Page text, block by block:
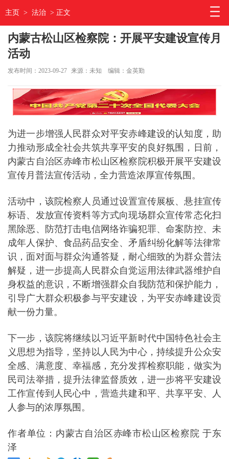
主页 > 法治 > 正文
内蒙古松山区检察院：开展平安建设宣传月
活动
发布时间：2023-09-27 来源：未知 编辑：金英勤
为进一步增强人民群众对平安赤峰建设的认知度，助
力推动形成全社会共筑共享平安的良好氛围，日前，
内蒙古自治区赤峰市松山区检察院积极开展平安建设
宣传月普法宣传活动，全力营造浓厚宣传氛围。
活动中，该院检察人员通过设置宣传展板、悬挂宣传
标语、发放宣传资料等方式向现场群众宣传常态化扫
黑除恶、防范打击电信网络诈骗犯罪、命案防控、未
成年人保护、食品药品安全、矛盾纠纷化解等法律常
识，面对面与群众沟通答疑，耐心细致的为群众普法
解疑，进一步提高人民群众自觉运用法律武器维护自
身权益的意识，不断增强群众自我防范和保护能力，
引导广大群众积极参与平安建设，为平安赤峰建设贡
献一份力量。
下一步，该院将继续以习近平新时代中国特色社会主
义思想为指导，坚持以人民为中心，持续提升公众安
全感、满意度、幸福感，充分发挥检察职能，做实为
民司法举措，提升法律监督质效，进一步将平安建设
工作宣传到人民心中，营造共建和平、共享平安、人
人参与的浓厚氛围。
作者单位：内蒙古自治区赤峰市松山区检察院 于东
泽